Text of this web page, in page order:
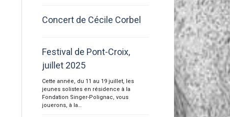
Concert de Cécile Corbel
Festival de Pont-Croix,
juillet 2025
Cette année, du 11 au 19 juillet, les
jeunes solistes en résidence à la
Fondation Singer-Polignac, vous
jouerons, à la…